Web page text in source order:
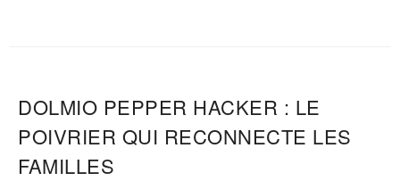
DOLMIO PEPPER HACKER : LE
POIVRIER QUI RECONNECTE LES
FAMILLES